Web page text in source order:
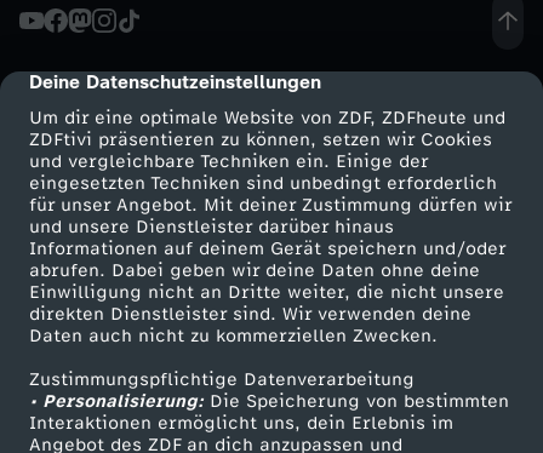
cmp-dialog-description
Deine Datenschutzeinstellungen
Um dir eine optimale Website von ZDF, ZDFheute und
ZDFtivi präsentieren zu können, setzen wir Cookies
und vergleichbare Techniken ein. Einige der
eingesetzten Techniken sind unbedingt erforderlich
für unser Angebot. Mit deiner Zustimmung dürfen wir
und unsere Dienstleister darüber hinaus
Informationen auf deinem Gerät speichern und/oder
abrufen. Dabei geben wir deine Daten ohne deine
Einwilligung nicht an Dritte weiter, die nicht unsere
direkten Dienstleister sind. Wir verwenden deine
Daten auch nicht zu kommerziellen Zwecken.
Zustimmungspflichtige Datenverarbeitung
• Personalisierung:Die Speicherung von bestimmten
Interaktionen ermöglicht uns, dein Erlebnis im
Angebot des ZDF an dich anzupassen und
e
i
G
e
h
e
i
m
Mehr ZDF
ZDF-Apps
Smart TV
ZDFtext
Livestreams
Sendungen A-Z
Service
ZDFmitreden
Kontakt zum ZDF
Tickets
Zuschauerservice
Hilfe